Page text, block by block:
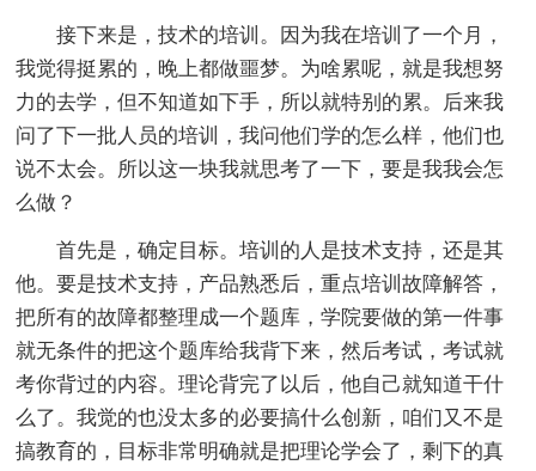
接下来是，技术的培训。因为我在培训了一个月，
我觉得挺累的，晚上都做噩梦。为啥累呢，就是我想努
力的去学，但不知道如下手，所以就特别的累。后来我
问了下一批人员的培训，我问他们学的怎么样，他们也
说不太会。所以这一块我就思考了一下，要是我我会怎
么做？
首先是，确定目标。培训的人是技术支持，还是其
他。要是技术支持，产品熟悉后，重点培训故障解答，
把所有的故障都整理成一个题库，学院要做的第一件事
就无条件的把这个题库给我背下来，然后考试，考试就
考你背过的内容。理论背完了以后，他自己就知道干什
么了。我觉的也没太多的必要搞什么创新，咱们又不是
搞教育的，目标非常明确就是把理论学会了，剩下的真